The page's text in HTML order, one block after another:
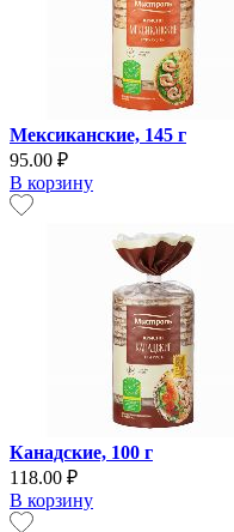
Мексиканские, 145 г
95.00 ₽
В корзину
Канадские, 100 г
118.00 ₽
В корзину